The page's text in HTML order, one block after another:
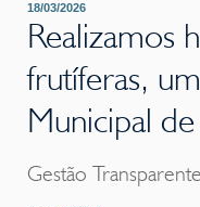
18/03/2026
Realizamos
frutíferas,
Municipal
Gestão Transparente